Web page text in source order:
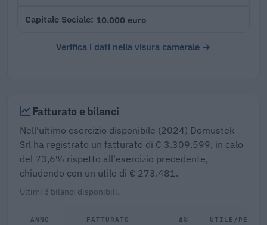
Capitale Sociale 10.000 euro
Verifica i dati nella visura camerale →
Fatturato e bilanci
Nell'ultimo esercizio disponibile (2024) Domustek
Srl ha registrato un fatturato di € 3.309.599, in calo
del 73,6% rispetto all'esercizio precedente,
chiudendo con un utile di € 273.481.
Ultimi 3 bilanci disponibili.
ANNO FATTURATO Δ% UTILE/